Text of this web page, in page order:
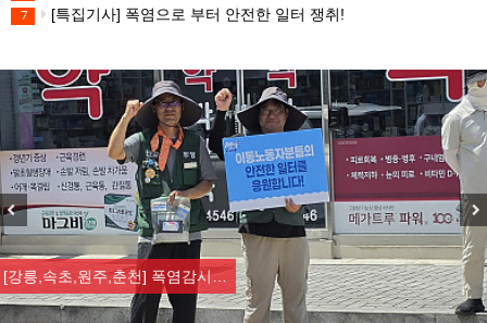
7 [특집기사] 폭염으로 부터 안전한 일터 쟁취!
[강릉,속초,원주,춘천] 폭염감시…